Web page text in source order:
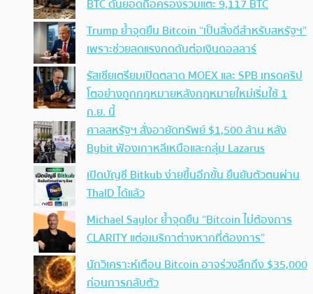
BTC ดันยอดถือครองรวมแตะ 9,117 BTC
Trump ย้ำจุดยืน Bitcoin “เป็นสิ่งดีสำหรับสหรัฐฯ”
เพราะช่วยลดแรงกดดันต่อเงินดอลลาร์
รัสเซียเตรียมเปิดตลาด MOEX และ SPB เทรดคริป
โตอย่างถูกกฎหมายหลังกฎหมายใหม่เริ่มใช้ 1
ก.ย. นี้
ศาลสหรัฐฯ สั่งอายัดทรัพย์ $1,500 ล้าน หลัง
Bybit ฟ้องเกาหลีเหนือและกลุ่ม Lazarus
เปิดบัญชี Bitkub ง่ายขึ้นอีกขั้น ยืนยันตัวตนผ่าน
ThaID ได้แล้ว
Michael Saylor ย้ำจุดยืน “Bitcoin ไม่ต้องการ
CLARITY แต่อเมริกาต่างหากที่ต้องการ”
นักวิเคราะห์เตือน Bitcoin อาจร่วงลึกถึง $35,000
ก่อนการกลับตัว